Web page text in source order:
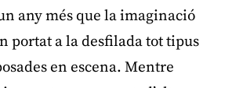
any més que la imaginació
portat a la desfilada tot tipus
en escena. Mentre